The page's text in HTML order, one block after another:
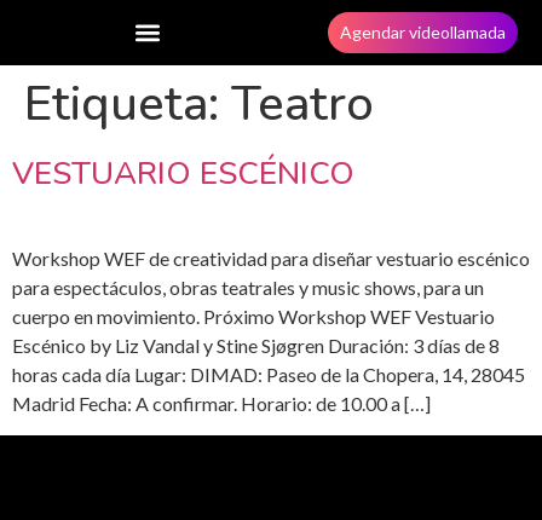
Agendar videollamada
Etiqueta: Teatro
VESTUARIO ESCÉNICO
Workshop WEF de creatividad para diseñar vestuario escénico
para espectáculos, obras teatrales y music shows, para un
cuerpo en movimiento. Próximo Workshop WEF Vestuario
Escénico by Liz Vandal y Stine Sjøgren Duración: 3 días de 8
horas cada día Lugar: DIMAD: Paseo de la Chopera, 14, 28045
Madrid Fecha: A confirmar. Horario: de 10.00 a […]